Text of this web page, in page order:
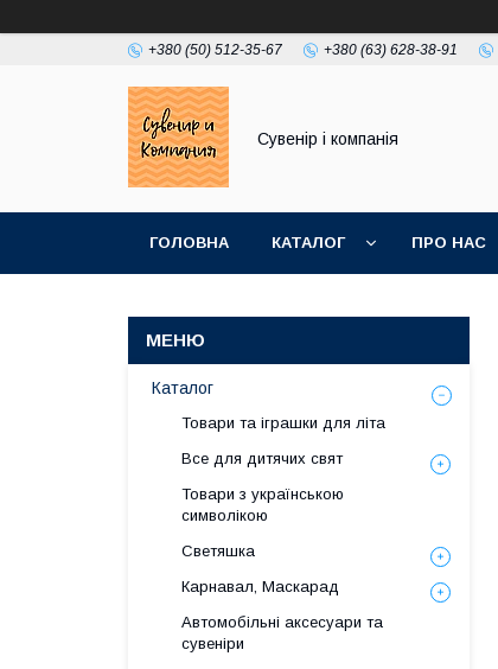
+380 (50) 512-35-67 +380 (63) 628-38-91
Сувенір і компанія
ГОЛОВНА КАТАЛОГ ПРО НАС
Каталог
Товари та іграшки для літа
Все для дитячих свят
Товари з українською
символікою
Светяшка
Карнавал, Маскарад
Автомобільні аксесуари та
сувеніри